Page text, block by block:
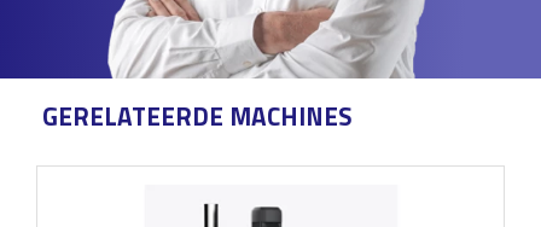
GERELATEERDE MACHINES